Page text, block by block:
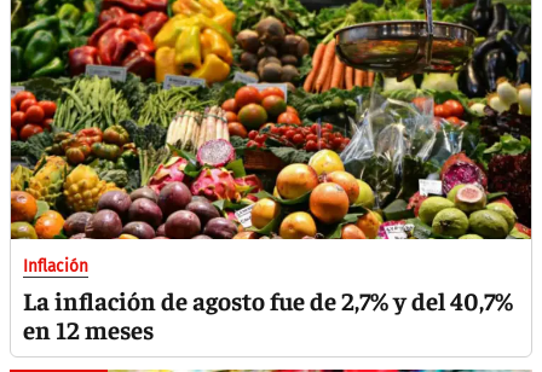
Inflación
La inflación de agosto fue de 2,7% y del 40,7%
en 12 meses